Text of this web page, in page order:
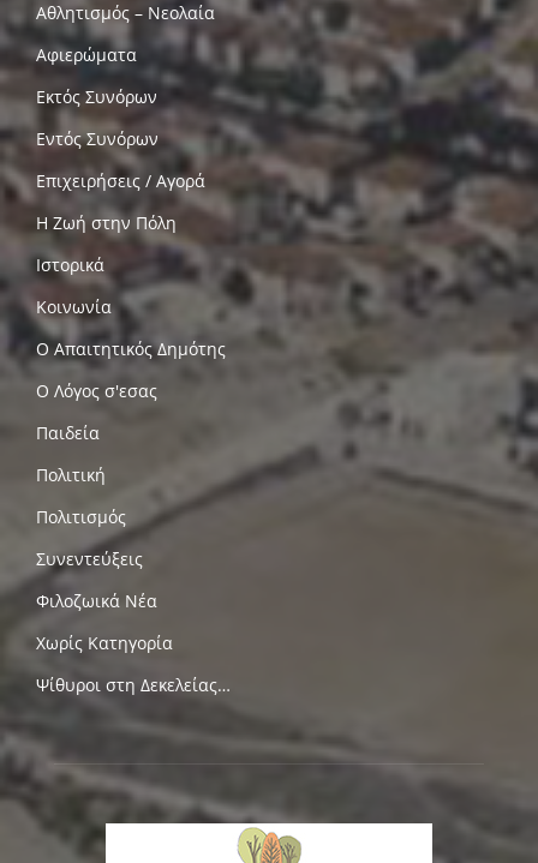
Αθλητισμός – Νεολαία
Αφιερώματα
Εκτός Συνόρων
Εντός Συνόρων
Επιχειρήσεις / Αγορά
Η Ζωή στην Πόλη
Ιστορικά
Κοινωνία
Ο Απαιτητικός Δημότης
Ο Λόγος σ'εσας
Παιδεία
Πολιτική
Πολιτισμός
Συνεντεύξεις
Φιλοζωικά Νέα
Χωρίς Κατηγορία
Ψίθυροι στη Δεκελείας…